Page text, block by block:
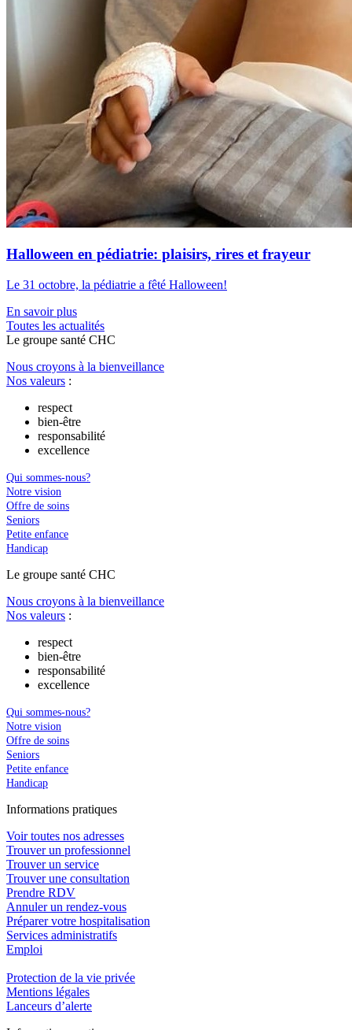
Halloween en pédiatrie: plaisirs, rires et frayeur
Le 31 octobre, la pédiatrie a fêté Halloween!
En savoir plus
Toutes les actualités
Le groupe santé CHC
Nous croyons à la bienveillance
Nos valeurs :
respect
bien-être
responsabilité
excellence
Qui sommes-nous?
Notre vision
Offre de soins
Seniors
Petite enfance
Handicap
Le groupe santé CHC
Nous croyons à la bienveillance
Nos valeurs :
respect
bien-être
responsabilité
excellence
Qui sommes-nous?
Notre vision
Offre de soins
Seniors
Petite enfance
Handicap
Informations pratiques
Voir toutes nos adresses
Trouver un professionnel
Trouver un service
Trouver une consultation
Prendre RDV
Annuler un rendez-vous
Préparer votre hospitalisation
Services administratifs
Emploi​
Protection de la vie privée
Mentions légales
Lanceurs d’alerte